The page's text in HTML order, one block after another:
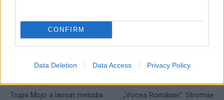
CONFIRM
Data Deletion Data Access Privacy Policy
TAGS 1 decembrie imnul romaniei
Articol anterior
Trupa Mojo a lansat melodia
Următorul articol
„Vocea României“: Stromae